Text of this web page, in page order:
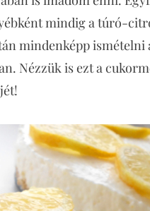
mindig a túró-
mindenképp
Nézzük is ezt a